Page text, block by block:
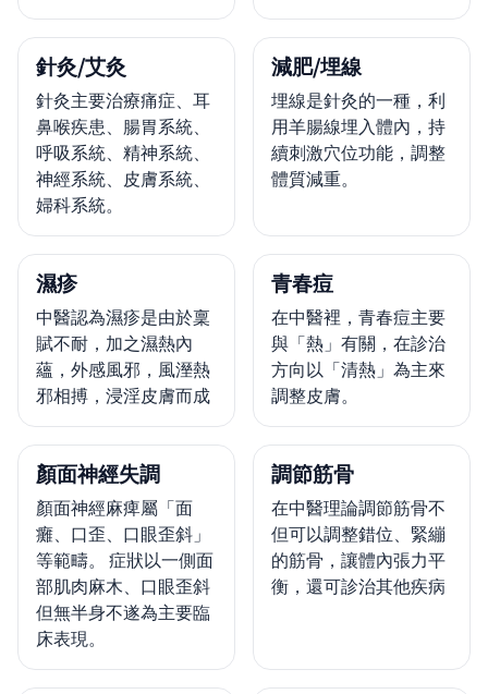
針灸/艾灸
針灸主要治療痛症、耳
鼻喉疾患、腸胃系統、
呼吸系統、精神系統、
神經系統、皮膚系統、
婦科系統。
減肥/埋線
埋線是針灸的一種，利
用羊腸線埋入體內，持
續刺激穴位功能，調整
體質減重。
濕疹
中醫認為濕疹是由於稟
賦不耐，加之濕熱內
蘊，外感風邪，風溼熱
邪相搏，浸淫皮膚而成
青春痘
在中醫裡，青春痘主要
與「熱」有關，在診治
方向以「清熱」為主來
調整皮膚。
顏面神經失調
顏面神經麻痺屬「面
癱、口歪、口眼歪斜」
等範疇。 症狀以一側面
部肌肉麻木、口眼歪斜
但無半身不遂為主要臨
床表現。
調節筋骨
在中醫理論調節筋骨不
但可以調整錯位、緊繃
的筋骨，讓體內張力平
衡，還可診治其他疾病